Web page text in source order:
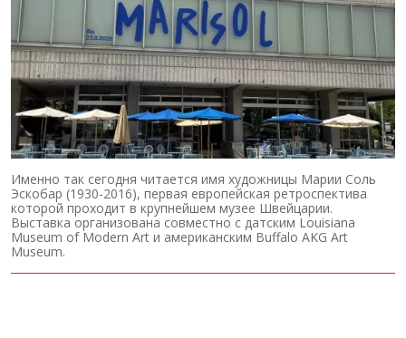
Именно так сегодня читается имя художницы Марии Соль
Эскобар (1930-2016), первая европейская ретроспектива
которой проходит в крупнейшем музее Швейцарии.
Выставка организована совместно с датским Louisiana
Museum of Modern Art и американским Buffalo AKG Art
Museum.